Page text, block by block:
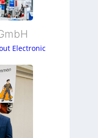
Electronic